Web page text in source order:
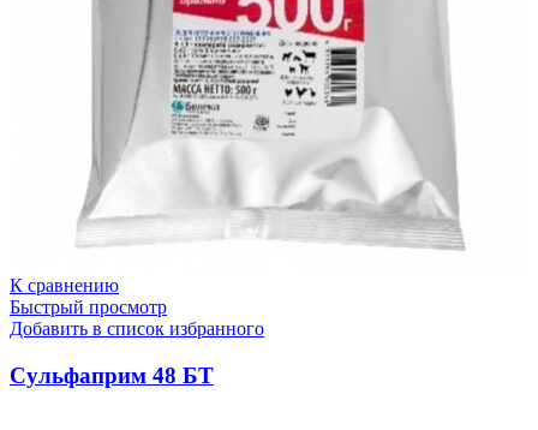
К сравнению
Быстрый просмотр
Добавить в список избранного
Сульфаприм 48 БТ